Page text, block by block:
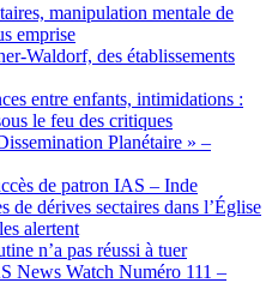
manipulation mentale de
emprise
Waldorf, des établissements
entre enfants, intimidations :
le feu des critiques
Planétaire » –
de patron IAS – Inde
de dérives sectaires dans l’Église
alertent
n’a pas réussi à tuer
News Watch Numéro 111 –